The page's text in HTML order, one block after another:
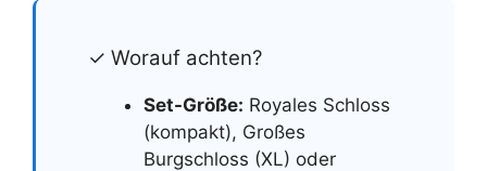
✓ Worauf achten?
Set-Größe: Royales Schloss
(kompakt), Großes
Burgschloss (XL) oder